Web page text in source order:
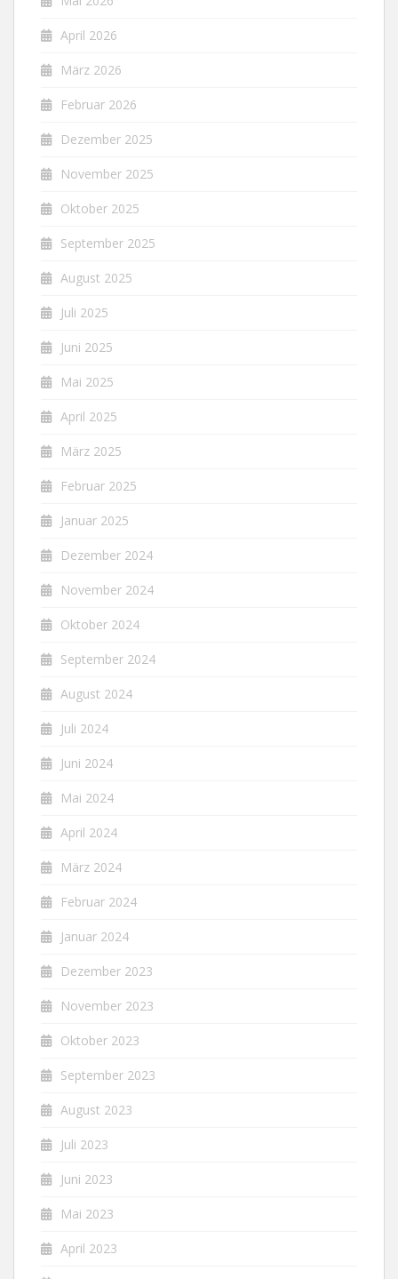
April 2026
März 2026
Februar 2026
Dezember 2025
November 2025
Oktober 2025
September 2025
August 2025
Juli 2025
Juni 2025
Mai 2025
April 2025
März 2025
Februar 2025
Januar 2025
Dezember 2024
November 2024
Oktober 2024
September 2024
August 2024
Juli 2024
Juni 2024
Mai 2024
April 2024
März 2024
Februar 2024
Januar 2024
Dezember 2023
November 2023
Oktober 2023
September 2023
August 2023
Juli 2023
Juni 2023
Mai 2023
April 2023